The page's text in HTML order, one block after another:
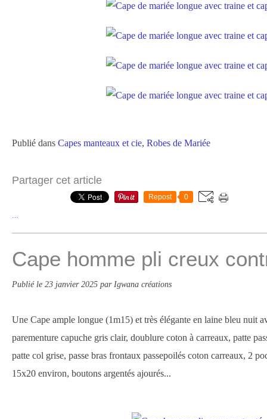
Publié dans Capes manteaux et cie, Robes de Mariée
Partager cet article
Repost 0
Cape homme pli creux
Publié le 23 janvier 2025 par Igwana créations
Une Cape ample longue (1m15) et très élégante en laine bleu nuit
parementure capuche gris clair, doublure coton à carreaux, patte
patte col grise, passe bras frontaux passepoilés coton carreaux, 2
15x20 environ, boutons argentés ajourés...